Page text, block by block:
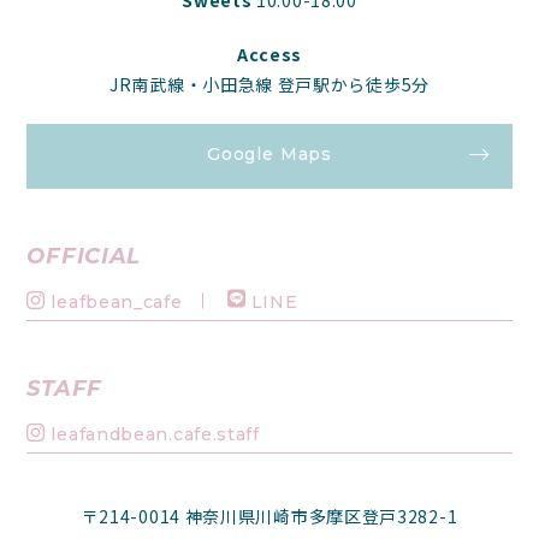
Access
JR南武線・小田急線 登戸駅から徒歩5分
Google Maps
OFFICIAL
leafbean_cafe LINE
STAFF
leafandbean.cafe.staff
〒214-0014 神奈川県川崎市多摩区登戸3282-1